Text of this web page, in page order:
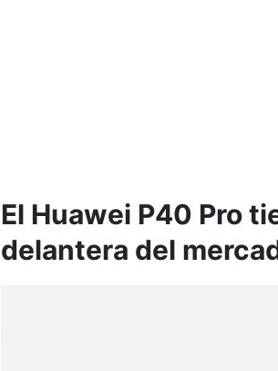
El Huawei P40 Pro
delantera del